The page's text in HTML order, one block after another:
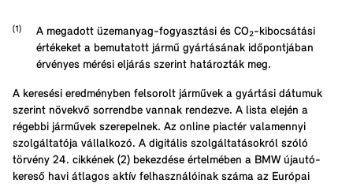
A megadott üzemanyag-fogyasztási és CO₂-kibocsátási
értékeket a bemutatott jármű gyártásának időpontjában
érvényes mérési eljárás szerint határozták meg.
A keresési eredményben felsorolt járművek a gyártási dátumuk
szerint növekvő sorrendbe vannak rendezve. A lista elején a
régebbi járművek szerepelnek. Az online piactér valamennyi
szolgáltatója vállalkozó. A digitális szolgáltatásokról szóló
törvény 24. cikkének (2) bekezdése értelmében a BMW újautó-
kereső havi átlagos aktív felhasználóinak száma az Európai